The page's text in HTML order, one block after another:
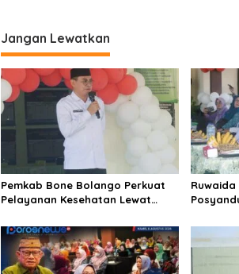
Jangan Lewatkan
Pemkab Bone Bolango Perkuat
Pelayanan Kesehatan Lewat
Provinsi